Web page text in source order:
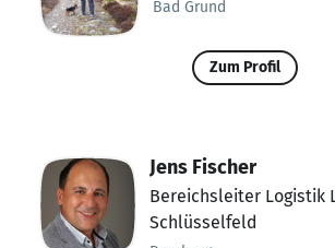
Bad Grund
Zum Profil
Jens Fischer
Bereichsleiter Logistik
Schlüsselfeld